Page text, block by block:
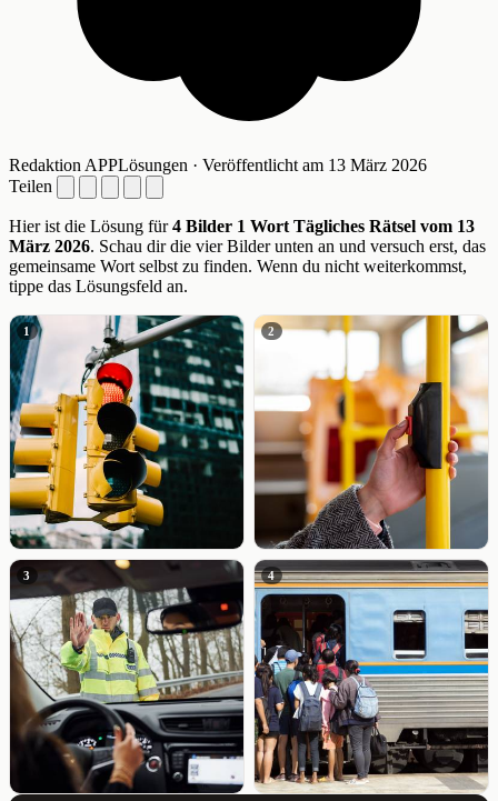
Redaktion APPLösungen · Veröffentlicht am 13 März 2026
Teilen
Hier ist die Lösung für4 Bilder 1 Wort Tägliches Rätsel vom 13
März 2026. Schau dir die vier Bilder unten an und versuch erst, das
gemeinsame Wort selbst zu finden. Wenn du nicht weiterkommst,
tippe das Lösungsfeld an.
1 2
3 4